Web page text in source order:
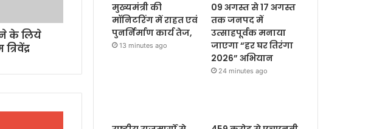
के लिये
मुख्यमंत्री की
मॉनिटरिंग में राहत एवं
पुनर्निर्माण कार्य तेज,
13 minutes ago
09 अगस्त से 17 अगस्त
तक जनपद में
उत्साहपूर्वक मनाया
जाएगा “हर घर तिरंगा
2026” अभियान
24 minutes ago